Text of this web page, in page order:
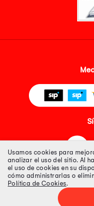
Tienda
Usamos cookies para
analizar el uso del sitio. Al
el uso de cookies en su
cómo administrarlas o
Política de Cookies.